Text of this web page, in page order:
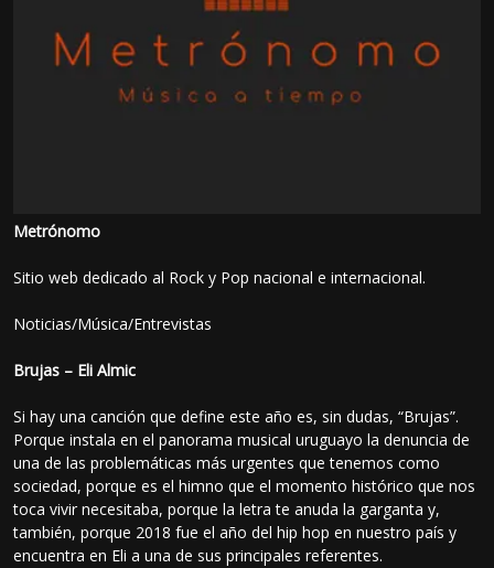
Metrónomo
Sitio web dedicado al Rock y Pop nacional e internacional.
Noticias/Música/Entrevistas
Brujas – Eli Almic
Si hay una canción que define este año es, sin dudas, “Brujas”.
Porque instala en el panorama musical uruguayo la denuncia de
una de las problemáticas más urgentes que tenemos como
sociedad, porque es el himno que el momento histórico que nos
toca vivir necesitaba, porque la letra te anuda la garganta y,
también, porque 2018 fue el año del hip hop en nuestro país y
encuentra en Eli a una de sus principales referentes.